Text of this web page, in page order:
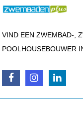
VIND EEN ZWEMBAD-,
POOLHOUSEBOUWER